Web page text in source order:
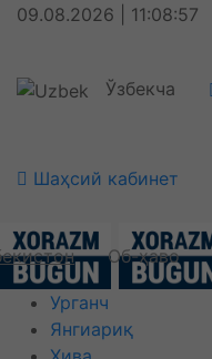
09.08.2026 | 11:08:57
Ўзбекча
Шаҳсий кабинет
Об-ҳаво
Урганч
Янгиариқ